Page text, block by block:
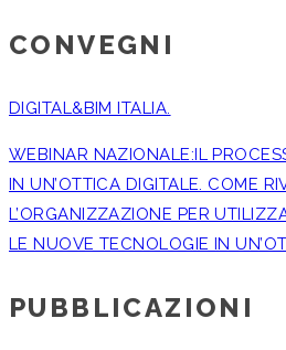
CONVEGNI
DIGITAL&BIM ITALIA.
WEBINAR NAZIONALE:IL
IN UN’OTTICA DIGITALE. COME
L’ORGANIZZAZIONE PER
LE NUOVE TECNOLOGIE IN
PUBBLICAZIONI